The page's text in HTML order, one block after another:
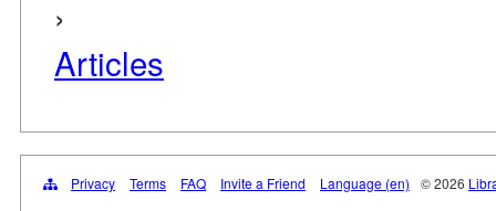
›
Articles
Privacy Terms FAQ Invite a Friend Language (en) © 2026